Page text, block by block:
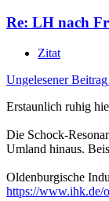
Re: LH nach
Zitat
Ungelesener Beitrag
Erstaunlich ruhig
Die Schock-
Umland hinaus.
Oldenburgische
https://www.ihk.de/